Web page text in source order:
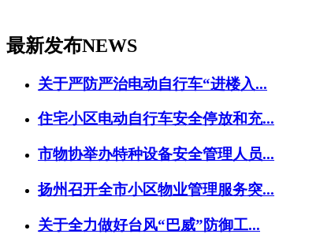
最新发布NEWS
关于严防严治电动自行车“进楼入...
住宅小区电动自行车安全停放和充...
市物协举办特种设备安全管理人员...
扬州召开全市小区物业管理服务突...
关于全力做好台风“巴威”防御工...